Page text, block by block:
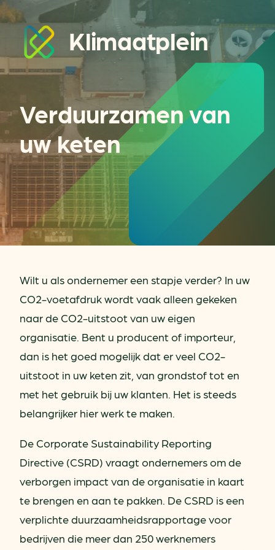
Klimaatplein
Verduurzamen van
uw keten
Wilt u als ondernemer een stapje verder? In uw
CO2-voetafdruk wordt vaak alleen gekeken
naar de CO2-uitstoot van uw eigen
organisatie. Bent u producent of importeur,
dan is het goed mogelijk dat er veel CO2-
uitstoot in uw keten zit, van grondstof tot en
met het gebruik bij uw klanten. Het is steeds
belangrijker hier werk te maken.
De Corporate Sustainability Reporting
Directive (CSRD) vraagt ondernemers om de
verborgen impact van de organisatie in kaart
te brengen en aan te pakken. De CSRD is een
verplichte duurzaamheidsrapportage voor
bedrijven die meer dan 250 werknemers